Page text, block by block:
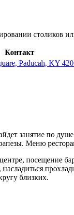
столиков
Контакт
Paducah, KY
занятие по
Меню
посещение
близких.